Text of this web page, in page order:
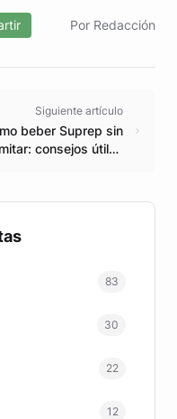
Por Redacción
Siguiente artículo
beber Suprep sin
consejos útiles
83
30
22
12